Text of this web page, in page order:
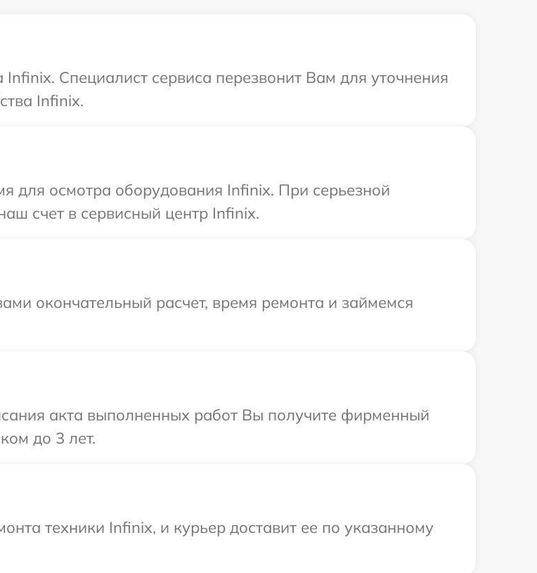
Infinix. Специалист сервиса перезвонит Вам для уточнения
Infinix.
для осмотра оборудования Infinix. При серьезной
счет в сервисный центр Infinix.
окончательный расчет, время ремонта и займемся
акта выполненных работ Вы получите фирменный
до 3 лет.
техники Infinix, и курьер доставит ее по указанному